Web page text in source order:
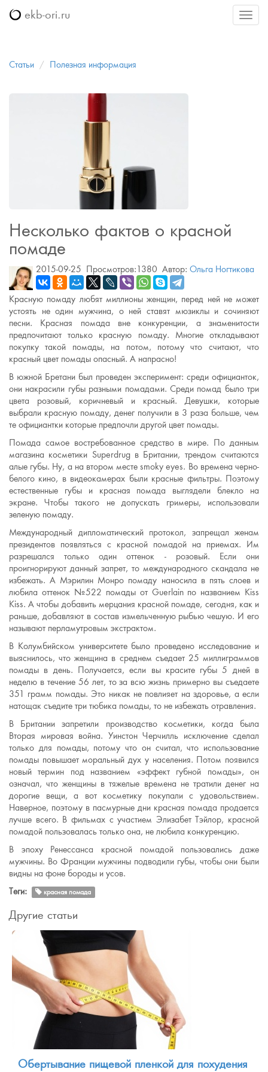
Меню
ekb-ori.ru
Статьи Полезная информация
Несколько фактов о красной
помаде
2015-09-25 Просмотров:1380 Автор: Ольга Ногтикова
Красную помаду любят миллионы женщин, перед ней не может
устоять не один мужчина, о ней ставят мюзиклы и сочиняют
песни. Красная помада вне конкуренции, а знаменитости
предпочитают только красную помаду. Многие откладывают
покупку такой помады, на потом, потому что считают, что
красный цвет помады опасный. А напрасно!
В южной Бретани был проведен эксперимент: среди официанток,
они накрасили губы разными помадами. Среди помад было три
цвета розовый, коричневый и красный. Девушки, которые
выбрали красную помаду, денег получили в 3 раза больше, чем
те официантки которые предпочли другой цвет помады.
Помада самое востребованное средство в мире. По данным
магазина косметики Superdrug в Британии, трендом считаются
алые губы. Ну, а на втором месте smoky eyes. Во времена черно-
белого кино, в видеокамерах были красные фильтры. Поэтому
естественные губы и красная помада выглядели блекло на
экране. Чтобы такого не допускать гримеры, использовали
зеленую помаду.
Международный дипломатический протокол, запрещал женам
президентов появляться с красной помадой на приемах. Им
разрешался только один оттенок - розовый. Если они
проигнорируют данный запрет, то международного скандала не
избежать. А Мэрилин Монро помаду наносила в пять слоев и
любила оттенок №522 помады от Guerlain по названием Kiss
Kiss. А чтобы добавить мерцания красной помаде, сегодня, как и
раньше, добавляют в состав измельченную рыбью чешую. И его
называют перламутровым экстрактом.
В Колумбийском университете было проведено исследование и
выяснилось, что женщина в среднем съедает 25 миллиграммов
помады в день. Получается, если вы красите губы 5 дней в
неделю в течение 56 лет, то за всю жизнь примерно вы съедаете
351 грамм помады. Это никак не повлияет на здоровье, а если
натощак съедите три тюбика помады, то не избежать отравления.
В Британии запретили производство косметики, когда была
Вторая мировая война. Уинстон Черчилль исключение сделал
только для помады, потому что он считал, что использование
помады повышает моральный дух у населения. Потом появился
новый термин под названием «эффект губной помады», он
означал, что женщины в тяжелые времена не тратили денег на
дорогие вещи, а вот косметику покупали с удовольствием.
Наверное, поэтому в пасмурные дни красная помада продается
лучше всего. В фильмах с участием Элизабет Тэйлор, красной
помадой пользовалась только она, не любила конкуренцию.
В эпоху Ренессанса красной помадой пользовались даже
мужчины. Во Франции мужчины подводили губы, чтобы они были
видны на фоне бороды и усов.
Теги:
красная помада
Другие статьи
Обертывание пищевой пленкой для похудения